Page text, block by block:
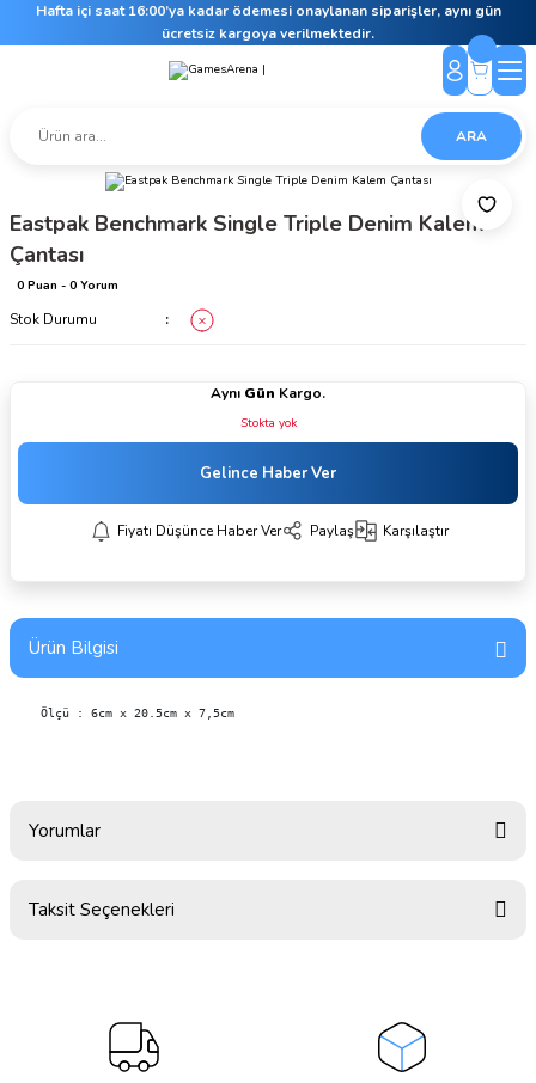
Hafta içi saat 16:00’ya kadar ödemesi onaylanan siparişler, aynı gün
ücretsiz kargoya verilmektedir.
ARA
Eastpak Benchmark Single Triple Denim Kalem
Çantası
0 Puan - 0 Yorum
Stok Durumu
Aynı Gün Kargo.
Stokta yok
Gelince Haber Ver
Fiyatı Düşünce Haber Ver Paylaş Karşılaştır
Ürün Bilgisi
Ölçü : 6cm x 20.5cm x 7,5cm
Yorumlar
Taksit Seçenekleri